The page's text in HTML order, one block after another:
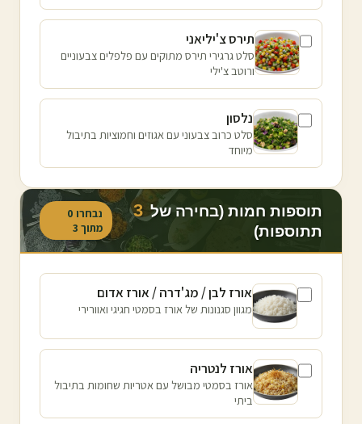
תירס צ'יליאני
סלט גרגירי תירס מתוקים עם פלפלים צבעוניים
ורוטב צ'ילי
נלסון
סלט כרוב צבעוני עם אגוזים וחמוציות בתיבול
מיוחד
תוספות חמות (בחירה של 3
תתוספות)
נבחרו 0
מתוך 3
אורז לבן / מג'דרה / אורז אדום
מגוון סגנונות של אורז בסמטי חגיגי ואוורירי
אורז לנטריה
אורז בסמטי מבושל עם אטריות שחומות בתיבול
ביתי